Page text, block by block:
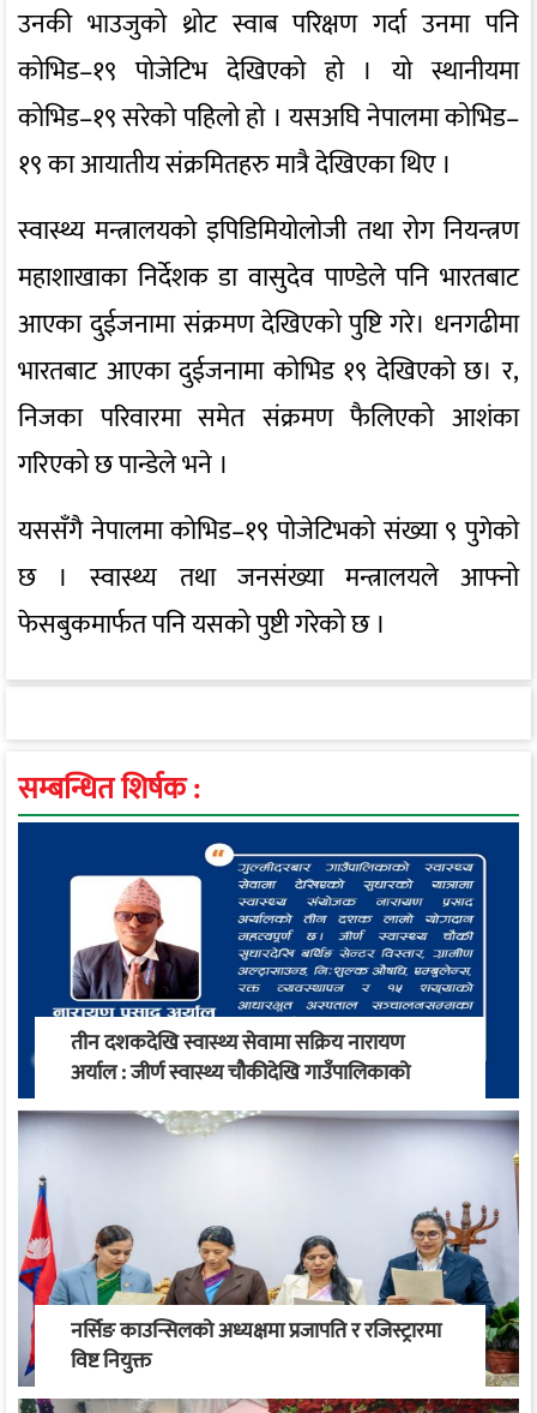
उनकी भाउजुको थ्रोट स्वाब परिक्षण गर्दा उनमा पनि
कोभिड–१९ पोजेटिभ देखिएको हो । यो स्थानीयमा
कोभिड–१९ सरेको पहिलो हो । यसअघि नेपालमा कोभिड–
१९ का आयातीय संक्रमितहरु मात्रै देखिएका थिए ।
स्वास्थ्य मन्त्रालयको इपिडिमियोलोजी तथा रोग नियन्त्रण
महाशाखाका निर्देशक डा वासुदेव पाण्डेले पनि भारतबाट
आएका दुईजनामा संक्रमण देखिएको पुष्टि गरे। धनगढीमा
भारतबाट आएका दुईजनामा कोभिड १९ देखिएको छ। र,
निजका परिवारमा समेत संक्रमण फैलिएको आशंका
गरिएको छ पान्डेले भने ।
यससँगै नेपालमा कोभिड–१९ पोजेटिभको संख्या ९ पुगेको
छ । स्वास्थ्य तथा जनसंख्या मन्त्रालयले आफ्नो
फेसबुकमार्फत पनि यसको पुष्टी गरेको छ ।
सम्बन्धित शिर्षक :
तीन दशकदेखि स्वास्थ्य सेवामा सक्रिय नारायण
अर्याल : जीर्ण स्वास्थ्य चौकीदेखि गाउँपालिकाको
स्वास्थ्य रूपान्तरण सम्म
नर्सिङ काउन्सिलको अध्यक्षमा प्रजापति र रजिस्ट्रारमा
विष्ट नियुक्त